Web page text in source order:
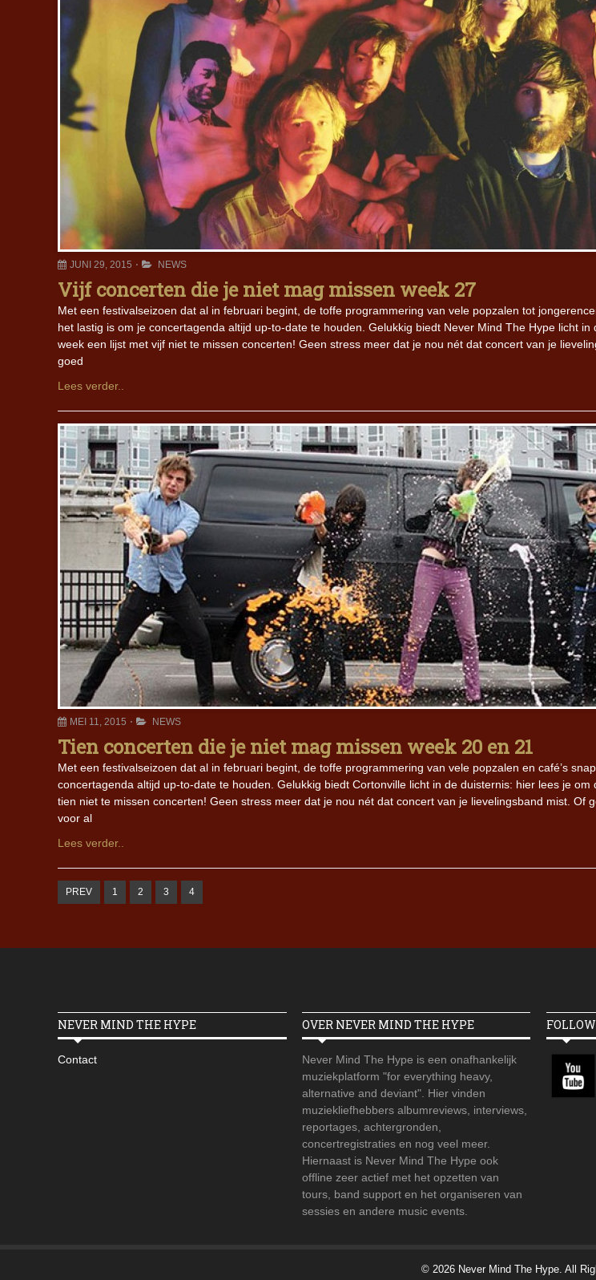
JUNI 29, 2015 NEWS
Vijf concerten die je niet mag missen week 27
Met een festivalseizoen dat al in februari begint, de toffe programmering van vele popzalen tot
het lastig is om je concertagenda altijd up-to-date te houden. Gelukkig biedt Never Mind The Hype licht
week een lijst met vijf niet te missen concerten! Geen stress meer dat je nou nét dat concert van je
goed
Lees verder..
MEI 11, 2015 NEWS
Tien concerten die je niet mag missen week 20 en 21
Met een festivalseizoen dat al in februari begint, de toffe programmering van vele popzalen en café’s
concertagenda altijd up-to-date te houden. Gelukkig biedt Cortonville licht in de duisternis: hier lees je om
tien niet te missen concerten! Geen stress meer dat je nou nét dat concert van je lievelingsband mist. Of
voor al
Lees verder..
PREV 1 2 3 4
Iron
NEVER MIND THE HYPE
Contact
OVER NEVER MIND THE HYPE
Never Mind The Hype is een onafhankelijk
muziekplatform "for everything heavy,
alternative and deviant". Hier vinden
muziekliefhebbers albumreviews, interviews,
reportages, achtergronden,
concertregistraties en nog veel meer.
Hiernaast is Never Mind The Hype ook
offline zeer actief met het opzetten van
tours, band support en het organiseren van
sessies en andere music events.
© 2026 Never Mind The Hype. All